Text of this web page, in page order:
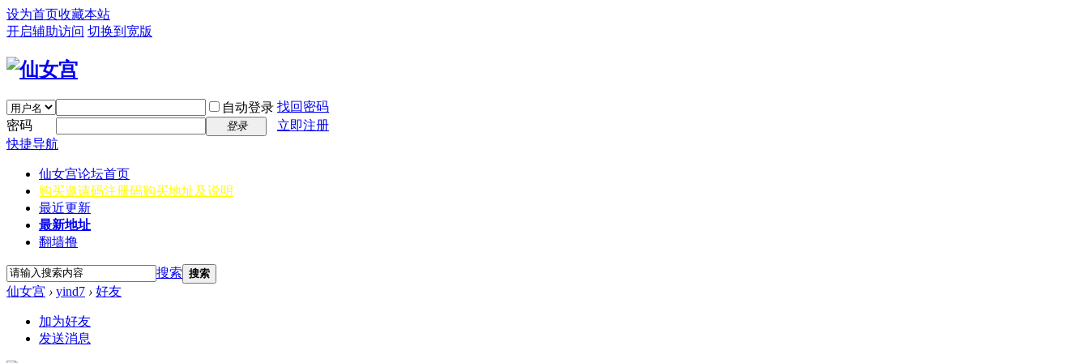
设为首页收藏本站
开启辅助访问 切换到宽版
自动登录 找回密码
密码
登录
立即注册
快捷导航
仙女宫论坛首页
购买邀请码注册码购买地址及说明
最近更新
最新地址
翻墙撸
搜索 搜索
仙女宫 › yind7 › 好友
加为好友
发送消息